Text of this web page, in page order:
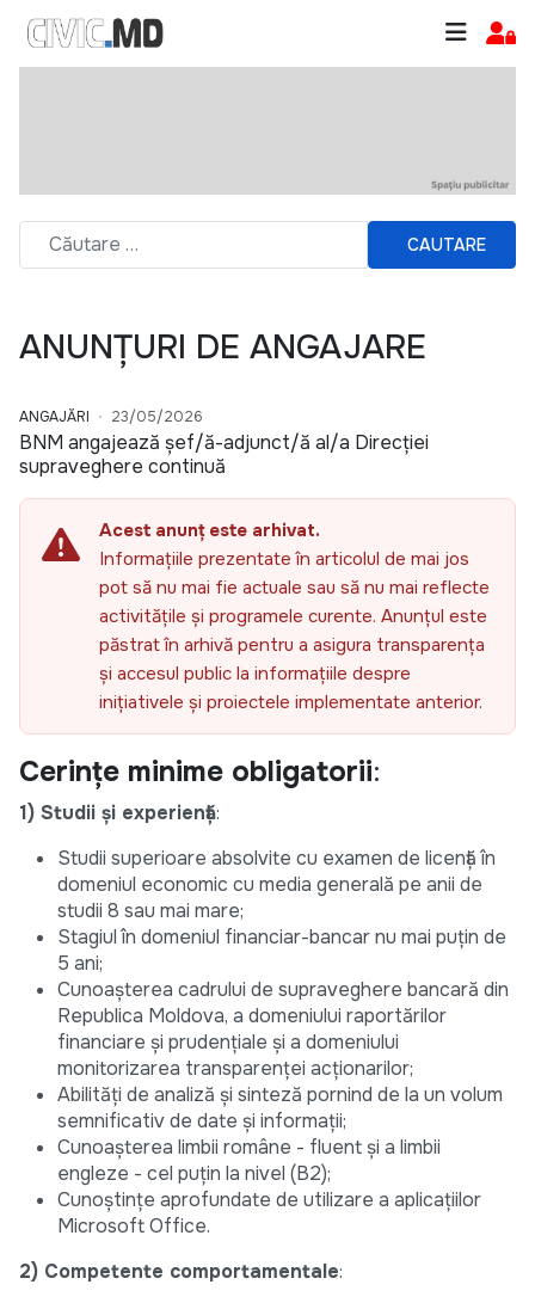
CAUTARE
ANUNȚURI DE ANGAJARE
ANGAJĂRI 23/05/2026
BNM angajează șef/ă-adjunct/ă al/a Direcției
supraveghere continuă
Acest anunț este arhivat.
Informațiile prezentate în articolul de mai jos
pot să nu mai fie actuale sau să nu mai reflecte
activitățile și programele curente. Anunțul este
păstrat în arhivă pentru a asigura transparența
și accesul public la informațiile despre
inițiativele și proiectele implementate anterior.
Cerințe minime obligatorii:
1) Studii şi experiență:
Studii superioare absolvite cu examen de licență în
domeniul economic cu media generală pe anii de
studii 8 sau mai mare;
Stagiul în domeniul financiar-bancar nu mai puțin de
5 ani;
Cunoașterea cadrului de supraveghere bancară din
Republica Moldova, a domeniului raportărilor
financiare și prudențiale și a domeniului
monitorizarea transparenței acționarilor;
Abilități de analiză și sinteză pornind de la un volum
semnificativ de date și informații;
Cunoașterea limbii române - fluent și a limbii
engleze - cel puțin la nivel (B2);
Cunoștințe aprofundate de utilizare a aplicațiilor
Microsoft Office.
2) Competente comportamentale: